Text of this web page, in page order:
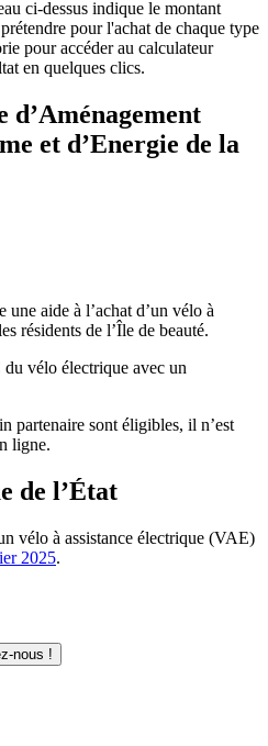
ci-dessus indique le montant
pour l'achat de chaque type
pour accéder au calculateur
en quelques clics.
d’Aménagement
et d’Energie de la
aide à l’achat d’un vélo à
résidents de l’Île de beauté.
vélo électrique avec un
partenaire sont éligibles, il n’est
ligne.
de l’État
vélo à assistance électrique (VAE)
2025.
nous !